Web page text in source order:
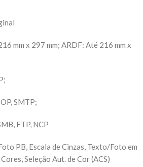
mm x 297 mm; ARDF: Até 216 mm x
SMTP;
FTP, NCP
PB, Escala de Cinzas, Texto/Foto em
Seleção Aut. de Cor (ACS)